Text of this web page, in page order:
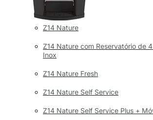
Z14 Nature
Z14 Nature com Reservatório de
Inox
Z14 Nature Fresh
Z14 Nature Self Service
Z14 Nature Self Service Plus +